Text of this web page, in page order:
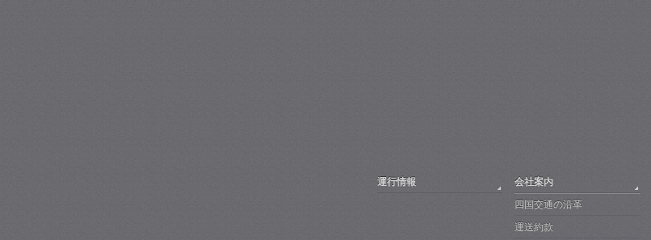
運行情報
会社案内
四国交通の沿革
運送約款